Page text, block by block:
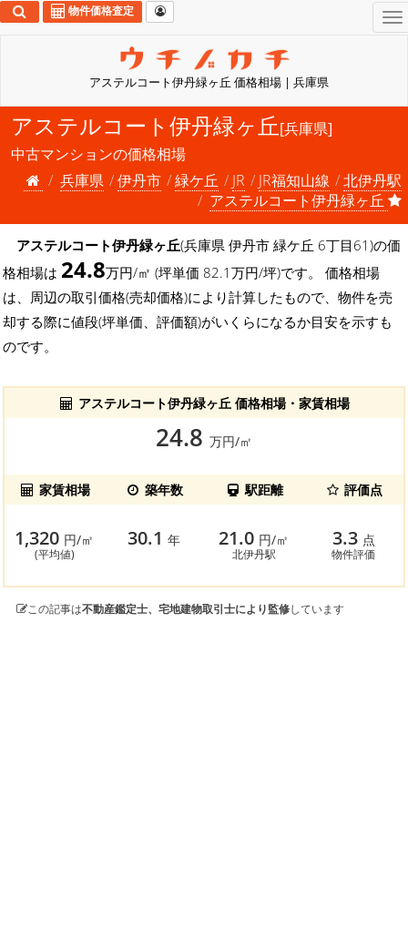
アステルコート伊丹緑ヶ丘 価格相場 | 兵庫県
物件価格査定
アステルコート伊丹緑ヶ丘[兵庫県]
中古マンションの価格相場
兵庫県
伊丹市 緑ケ丘 JR JR福知山線
北伊丹駅
アステルコート伊丹緑ヶ丘
アステルコート伊丹緑ヶ丘(兵庫県 伊丹市 緑ケ丘 6丁目61)の価
格相場は 24.8万円/㎡ (坪単価 82.1万円/坪)です。 価格相場
は、周辺の取引価格(売却価格)により計算したもので、物件を売
却する際に値段(坪単価、評価額)がいくらになるか目安を示すも
のです。
アステルコート伊丹緑ヶ丘 価格相場・家賃相場
24.8 万円/㎡
家賃相場 築年数 駅距離 評価点
1,320 円/㎡
(平均値)
30.1年 21.0 円/㎡
北伊丹駅
3.3 点
物件評価
この記事は不動産鑑定士、宅地建物取引士により監修しています